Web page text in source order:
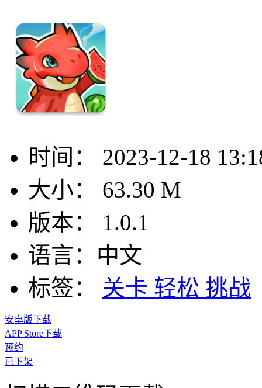
时间：
2023-12-18
大小：
63.30 M
版本：
1.0.1
语言： 中文
标签：
关卡 轻松 挑战
安卓版下载
APP Store下载
预约
已下架